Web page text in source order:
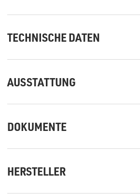
TECHNISCHE DATEN
AUSSTATTUNG
DOKUMENTE
HERSTELLER